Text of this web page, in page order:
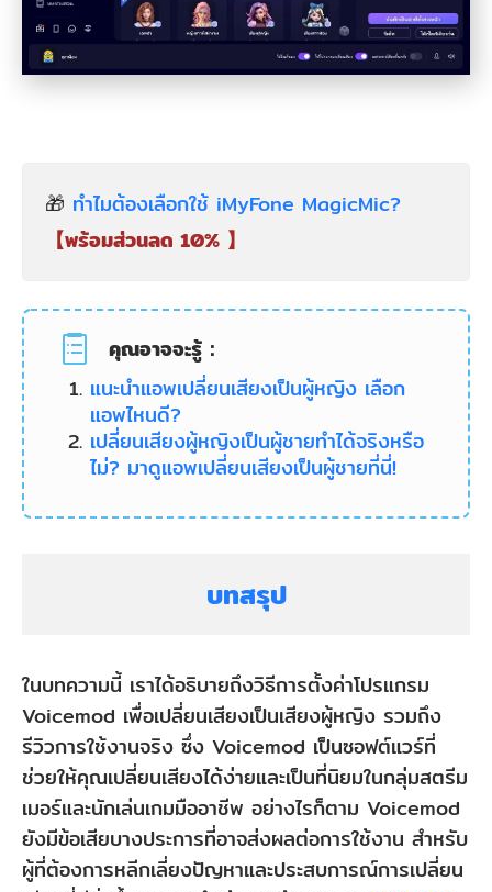
🎁 ทำไมต้องเลือกใช้ iMyFone MagicMic?
【พร้อมส่วนลด 10% 】
คุณอาจจะรู้：
แนะนำแอพเปลี่ยนเสียงเป็นผู้หญิง เลือก
แอพไหนดี?
เปลี่ยนเสียงผู้หญิงเป็นผู้ชายทำได้จริงหรือ
ไม่? มาดูแอพเปลี่ยนเสียงเป็นผู้ชายที่นี่!
บทสรุป
ในบทความนี้ เราได้อธิบายถึงวิธีการตั้งค่าโปรแกรม
Voicemod เพื่อเปลี่ยนเสียงเป็นเสียงผู้หญิง รวมถึง
รีวิวการใช้งานจริง ซึ่ง Voicemod เป็นซอฟต์แวร์ที่
ช่วยให้คุณเปลี่ยนเสียงได้ง่ายและเป็นที่นิยมในกลุ่มสตรีม
เมอร์และนักเล่นเกมมืออาชีพ อย่างไรก็ตาม Voicemod
ยังมีข้อเสียบางประการที่อาจส่งผลต่อการใช้งาน สำหรับ
ผู้ที่ต้องการหลีกเลี่ยงปัญหาและประสบการณ์การเปลี่ยน